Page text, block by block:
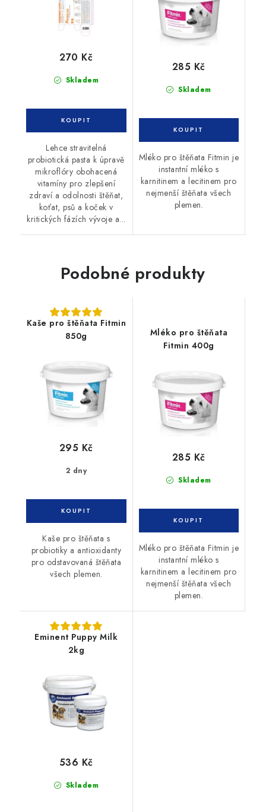
Skladem
270 Kč
Lehce stravitelná
probiotická pasta k úpravě
mikroflóry obohacená
vitamíny pro zlepšení
zdraví a odolnosti štěňat,
koťat, psů a koček v
kritických fázích vývoje a...
Skladem
285 Kč
Mléko pro štěňata Fitmin je
instantní mléko s
karnitinem a lecitinem pro
nejmenší štěňata všech
plemen.
Podobné produkty
Kaše pro štěňata Fitmin
850g
2 dny
295 Kč
Kaše pro štěňata s
probiotiky a antioxidanty
pro odstavovaná štěňata
všech plemen.
Mléko pro štěňata
Fitmin 400g
Skladem
285 Kč
Mléko pro štěňata Fitmin je
instantní mléko s
karnitinem a lecitinem pro
nejmenší štěňata všech
plemen.
Eminent Puppy Milk
2kg
Skladem
536 Kč